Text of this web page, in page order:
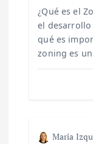
¿Qué es el
el desarrollo
qué es
zoning es
Maria